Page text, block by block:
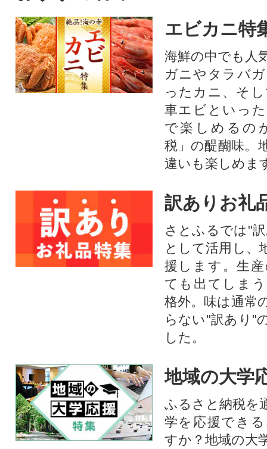
エビカニ特
海鮮の中でも人
ガニやタラバ
ったカニ、そ
車エビといっ
で楽しめるの
税」の醍醐味。
違いも楽しめま
訳ありお礼
さとふるでは"
として活用し、
援します。⽣
ても出てしま
格外。味は通常
らない"訳あり"
した。
地域の大学
ふるさと納税を
学を応援でき
すか？地域の大